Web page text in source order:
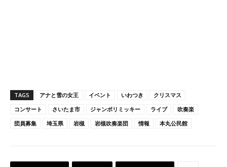
TAGS アナと雪の女王 イベント いわつき
クリスマス
コンサート
さいたま市 ジャンボリミッキー ライブ
吹奏楽
団員募集
埼玉県 岩槻 岩槻吹奏楽団 情報 本丸公民館